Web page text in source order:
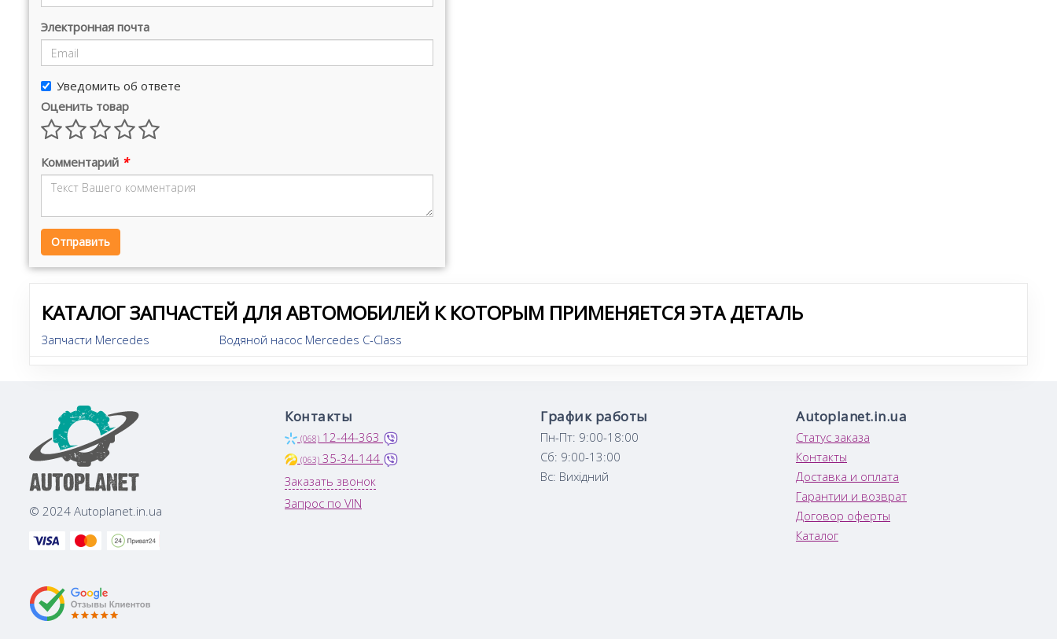
Электронная почта
Уведомить об ответе
Оценить товар
Комментарий *
Отправить
КАТАЛОГ ЗАПЧАСТЕЙ ДЛЯ АВТОМОБИЛЕЙ К КОТОРЫМ ПРИМЕНЯЕТСЯ ЭТА ДЕТАЛЬ
Запчасти Mercedes Водяной насос Mercedes C-Class
© 2024 Autoplanet.in.ua
Контакты
(068) 12-44-363
(063) 35-34-144
Заказать звонок
Запрос по VIN
График работы
Пн-Пт: 9:00-18:00
Сб: 9:00-13:00
Вс: Вихідний
Autoplanet.in.ua
Статус заказа
Контакты
Доставка и оплата
Гарантии и возврат
Договор оферты
Каталог